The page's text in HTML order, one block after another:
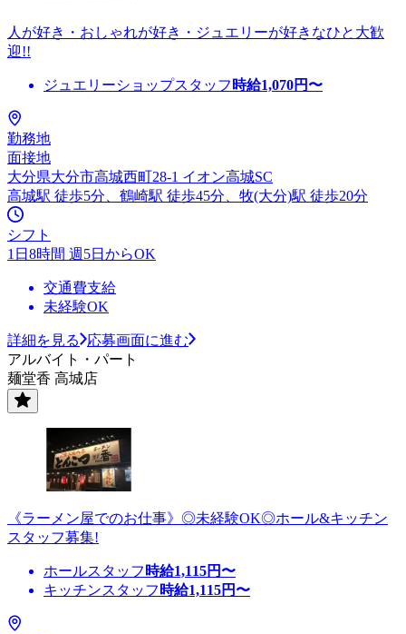
人が好き・おしゃれが好き・ジュエリーが好きなひと大歓
迎!!
ジュエリーショップスタッフ 時給1,070円〜
勤務地
面接地
大分県大分市高城西町28-1 イオン高城SC
高城駅 徒歩5分、鶴崎駅 徒歩45分、牧(大分)駅 徒歩20分
シフト
1日8時間 週5日からOK
交通費支給
未経験OK
詳細を見る
応募画面に進む
アルバイト・パート
麺堂香 高城店
《ラーメン屋でのお仕事》◎未経験OK◎ホール&キッチン
スタッフ募集!
ホールスタッフ 時給1,115円〜
キッチンスタッフ 時給1,115円〜